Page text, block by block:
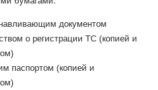
документом
о регистрации ТС (копией и
паспортом (копией и